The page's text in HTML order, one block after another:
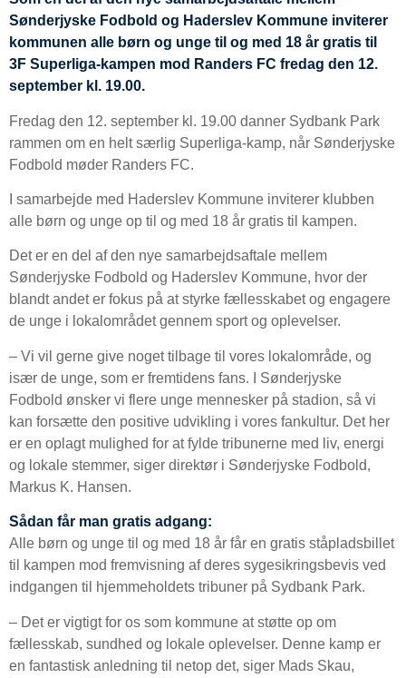
Sønderjyske Fodbold og Haderslev Kommune inviterer
kommunen alle børn og unge til og med 18 år gratis til
3F Superliga-kampen mod Randers FC fredag den 12.
september kl. 19.00.
Fredag den 12. september kl. 19.00 danner Sydbank Park
rammen om en helt særlig Superliga-kamp, når Sønderjyske
Fodbold møder Randers FC.
I samarbejde med Haderslev Kommune inviterer klubben
alle børn og unge op til og med 18 år gratis til kampen.
Det er en del af den nye samarbejdsaftale mellem
Sønderjyske Fodbold og Haderslev Kommune, hvor der
blandt andet er fokus på at styrke fællesskabet og engagere
de unge i lokalområdet gennem sport og oplevelser.
– Vi vil gerne give noget tilbage til vores lokalområde, og
især de unge, som er fremtidens fans. I Sønderjyske
Fodbold ønsker vi flere unge mennesker på stadion, så vi
kan forsætte den positive udvikling i vores fankultur. Det her
er en oplagt mulighed for at fylde tribunerne med liv, energi
og lokale stemmer, siger direktør i Sønderjyske Fodbold,
Markus K. Hansen.
Sådan får man gratis adgang:
Alle børn og unge til og med 18 år får en gratis ståpladsbillet
til kampen mod fremvisning af deres sygesikringsbevis ved
indgangen til hjemmeholdets tribuner på Sydbank Park.
– Det er vigtigt for os som kommune at støtte op om
fællesskab, sundhed og lokale oplevelser. Denne kamp er
en fantastisk anledning til netop det, siger Mads Skau,